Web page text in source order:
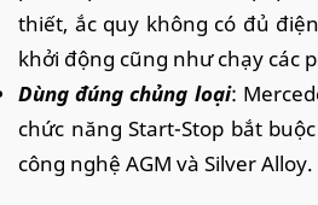
thiết, ắc quy không có đủ
khởi động cũng như chạy các
Dùng đúng chủng loại:
chức năng Start-Stop bắt
công nghệ AGM và Silver Alloy.